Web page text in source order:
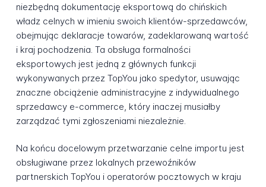
niezbędną dokumentację eksportową do chińskich
władz celnych w imieniu swoich klientów-sprzedawców,
obejmując deklaracje towarów, zadeklarowaną wartość
i kraj pochodzenia. Ta obsługa formalności
eksportowych jest jedną z głównych funkcji
wykonywanych przez TopYou jako spedytor, usuwając
znaczne obciążenie administracyjne z indywidualnego
sprzedawcy e-commerce, który inaczej musiałby
zarządzać tymi zgłoszeniami niezależnie.
Na końcu docelowym przetwarzanie celne importu jest
obsługiwane przez lokalnych przewoźników
partnerskich TopYou i operatorów pocztowych w kraju